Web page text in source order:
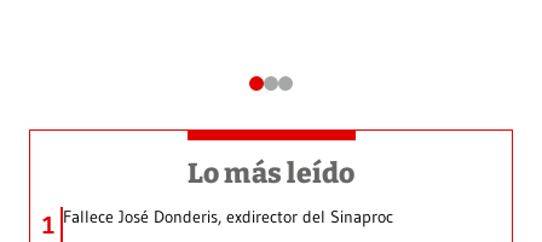
Lo más leído
1 Fallece José Donderis, exdirector del Sinaproc